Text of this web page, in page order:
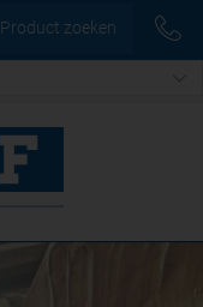
Product zoeken